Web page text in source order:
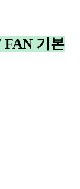
기본